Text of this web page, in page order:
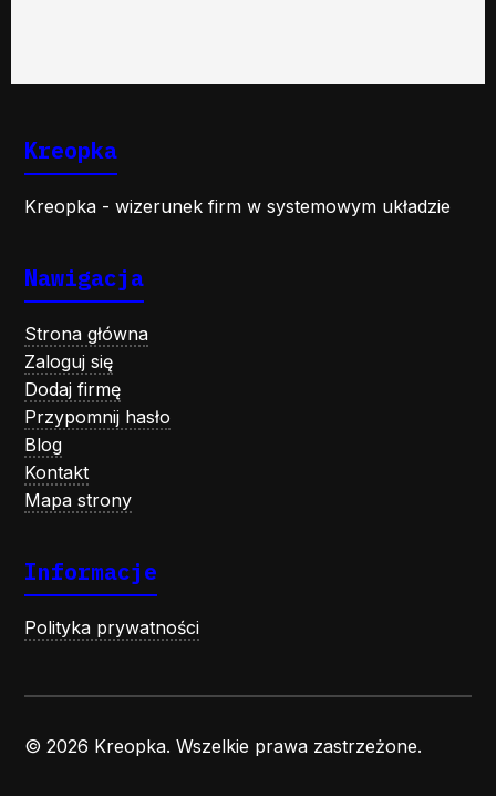
Kreopka
Kreopka - wizerunek firm w systemowym układzie
Nawigacja
Strona główna
Zaloguj się
Dodaj firmę
Przypomnij hasło
Blog
Kontakt
Mapa strony
Informacje
Polityka prywatności
© 2026 Kreopka. Wszelkie prawa zastrzeżone.